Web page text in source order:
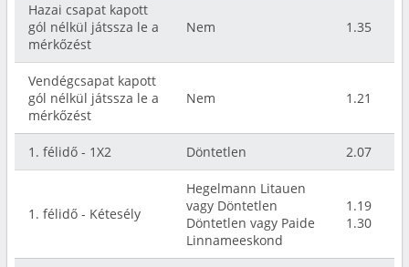
Hazai csapat kapott
gól nélkül játssza le a
mérkőzést
Nem 1.35
Vendégcsapat kapott
gól nélkül játssza le a
mérkőzést
Nem 1.21
1. félidő - 1X2 Döntetlen 2.07
1. félidő - Kétesély
Hegelmann Litauen
vagy Döntetlen
Döntetlen vagy Paide
Linnameeskond
1.19
1.30